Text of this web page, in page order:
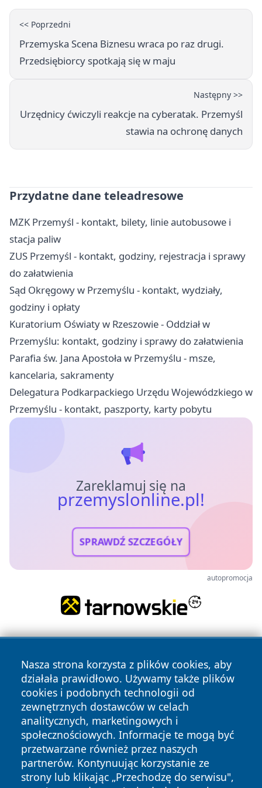
<< Poprzedni
Przemyska Scena Biznesu wraca po raz drugi.
Przedsiębiorcy spotkają się w maju
Następny >>
Urzędnicy ćwiczyli reakcje na cyberatak. Przemyśl
stawia na ochronę danych
Przydatne dane teleadresowe
MZK Przemyśl - kontakt, bilety, linie autobusowe i
stacja paliw
ZUS Przemyśl - kontakt, godziny, rejestracja i sprawy
do załatwienia
Sąd Okręgowy w Przemyślu - kontakt, wydziały,
godziny i opłaty
Kuratorium Oświaty w Rzeszowie - Oddział w
Przemyślu: kontakt, godziny i sprawy do załatwienia
Parafia św. Jana Apostoła w Przemyślu - msze,
kancelaria, sakramenty
Delegatura Podkarpackiego Urzędu Wojewódzkiego w
Przemyślu - kontakt, paszporty, karty pobytu
Zareklamuj się na
przemyslonline.pl!
SPRAWDŹ SZCZEGÓŁY
autopromocja
Nasza strona korzysta z plików cookies, aby
działała prawidłowo. Używamy także plików
cookies i podobnych technologii od
zewnętrznych dostawców w celach
analitycznych, marketingowych i
społecznościowych. Informacje te mogą być
przetwarzane również przez naszych
partnerów. Kontynuując korzystanie ze
strony lub klikając „Przechodzę do serwisu",
Copyright © 2026 przemyslonline.pl Wszystkie prawa
zastrzeżone.
News Autorzy
Polityka
Prywatności
Polityka
Cookies